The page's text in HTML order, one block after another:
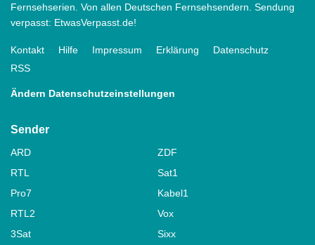
Fernsehserien. Von allen Deutschen Fernsehsendern. Sendung
verpasst: EtwasVerpasst.de!
Kontakt Hilfe Impressum Erklärung
Datenschutz
RSS
Ändern Datenschutzeinstellungen
Sender
ARD
ZDF
RTL
Sat1
Pro7
Kabel1
RTL2
Vox
3Sat
Sixx